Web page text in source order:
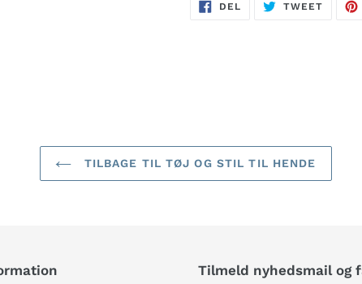
DEL
PÅ
TWEETTWEET
TILBAGE TIL TØJ OG STIL TIL HENDE
Tilmeld nyhedsmail og